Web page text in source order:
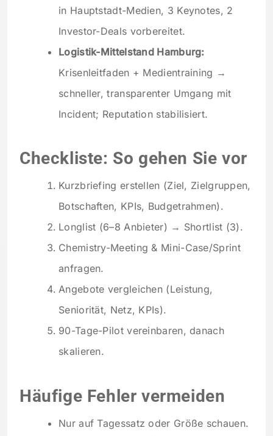
in Hauptstadt-Medien, 3 Keynotes, 2
Investor-Deals vorbereitet.
Logistik-Mittelstand Hamburg:
Krisenleitfaden + Medientraining →
schneller, transparenter Umgang mit
Incident; Reputation stabilisiert.
Checkliste: So gehen Sie vor
Kurzbriefing erstellen (Ziel, Zielgruppen,
Botschaften, KPIs, Budgetrahmen).
Longlist (6–8 Anbieter) → Shortlist (3).
Chemistry-Meeting & Mini-Case/Sprint
anfragen.
Angebote vergleichen (Leistung,
Seniorität, Netz, KPIs).
90-Tage-Pilot vereinbaren, danach
skalieren.
Häufige Fehler vermeiden
Nur auf Tagessatz oder Größe schauen.